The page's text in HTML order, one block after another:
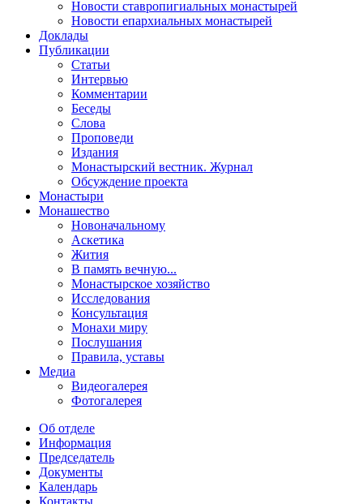
Новости ставропигиальных монастырей
Новости епархиальных монастырей
Доклады
Публикации
Статьи
Интервью
Комментарии
Беседы
Слова
Проповеди
Издания
Монастырский вестник. Журнал
Обсуждение проекта
Монастыри
Монашество
Новоначальному
Аскетика
Жития
В память вечную...
Монастырское хозяйство
Исследования
Консультация
Монахи миру
Послушания
Правила, уставы
Медиа
Видеогалерея
Фотогалерея
Об отделе
Информация
Председатель
Документы
Календарь
Контакты